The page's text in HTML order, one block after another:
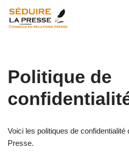
Aller
Politique de
Voici les politiques de confidentialité
Presse.